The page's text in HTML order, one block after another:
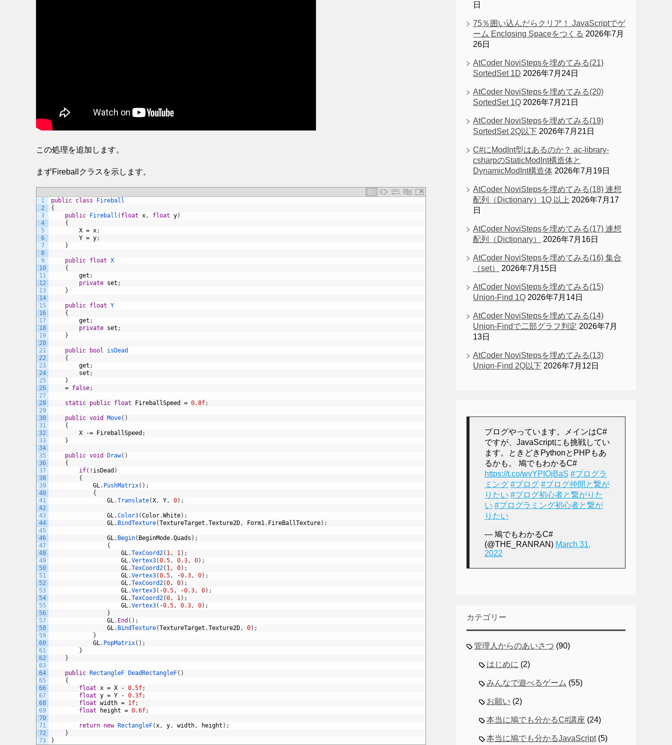
この処理を追加します。
まずFireballクラスを示します。
1
2
3
4
5
6
7
8
9
10
11
12
13
14
15
16
17
18
19
20
21
22
23
24
25
26
27
28
29
30
31
32
33
34
35
36
37
38
39
40
41
42
43
44
45
46
47
48
49
50
51
52
53
54
55
56
57
58
59
60
61
62
63
64
65
66
67
68
69
70
71
72
73
public class
Fireball
{
public
Fireball ( float x, float y)
{
X = x;
Y = y;
}
public float X
{
get ;
private set ;
}
public float Y
{
get ;
private set ;
}
public bool
isDead
{
get ;
set ;
}
= false;
static public float FireballSpeed = 0.8f;
public void Move( )
{
X
-= FireballSpeed ;
}
public void Draw( )
{
if( ! isDead )
{
GL. PushMatrix( ) ;
{
GL.Translate(X, Y, 0) ;
GL.Color3(Color.White) ;
GL. BindTexture(TextureTarget .Texture2D, Form1. FireBallTexture) ;
GL. Begin( BeginMode.Quads ) ;
{
GL.TexCoord2( 1, 1) ;
GL.Vertex3(0.5, 0.3, 0) ;
GL.TexCoord2( 1, 0) ;
GL.Vertex3(0.5, -0.3, 0) ;
GL.TexCoord2(0, 0) ;
GL.Vertex3( -0.5, -0.3, 0) ;
GL.TexCoord2(0, 1) ;
GL.Vertex3( -0.5, 0.3, 0) ;
}
GL. End ( ) ;
GL. BindTexture(TextureTarget .Texture2D, 0) ;
}
GL. PopMatrix( ) ;
}
}
public RectangleF DeadRectangleF( )
{
float x = X - 0.5f;
float y = Y - 0.3f;
float width = 1f;
float
height = 0.6f;
return new RectangleF(x, y, width, height ) ;
}
}
日
75％囲い込んだらクリア！ JavaScriptでゲ
ーム Enclosing Spaceをつくる 2026年7月
26日
AtCoder NoviStepsを埋めてみる(21)
SortedSet 1D 2026年7月24日
AtCoder NoviStepsを埋めてみる(20)
SortedSet 1Q 2026年7月21日
AtCoder NoviStepsを埋めてみる(19)
SortedSet 2Q以下 2026年7月21日
C#にModInt型はあるのか？ ac-library-
csharpのStaticModInt構造体と
DynamicModInt構造体 2026年7月19日
AtCoder NoviStepsを埋めてみる(18) 連想
配列（Dictionary）1Q 以上 2026年7月17
日
AtCoder NoviStepsを埋めてみる(17) 連想
配列（Dictionary）
2026年7月16日
AtCoder NoviStepsを埋めてみる(16) 集合
（set）
2026年7月15日
AtCoder NoviStepsを埋めてみる(15)
Union-Find 1Q 2026年7月14日
AtCoder NoviStepsを埋めてみる(14)
Union-Findで二部グラフ判定 2026年7月
13日
AtCoder NoviStepsを埋めてみる(13)
Union-Find 2Q以下 2026年7月12日
ブログやっています。メインはC#
ですが、JavaScriptにも挑戦してい
ます。ときどきPythonとPHPもあ
るかも。 鳩でもわかるC#
https://t.co/wvYPIOjBaS #プログラ
ミング #ブログ #ブログ仲間と繋が
りたい #ブログ初心者と繋がりた
い #プログラミング初心者と繋が
りたい
— 鳩でもわかるC#
(@THE_RANRAN) March 31,
2022
カテゴリー
管理人からのあいさつ (90)
はじめに (2)
みんなで遊べるゲーム (55)
お願い (2)
本当に鳩でも分かるC#講座 (24)
本当に鳩でも分かるJavaScript(5)